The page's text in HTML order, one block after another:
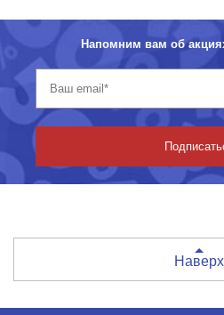
Напомним вам об
Наверх